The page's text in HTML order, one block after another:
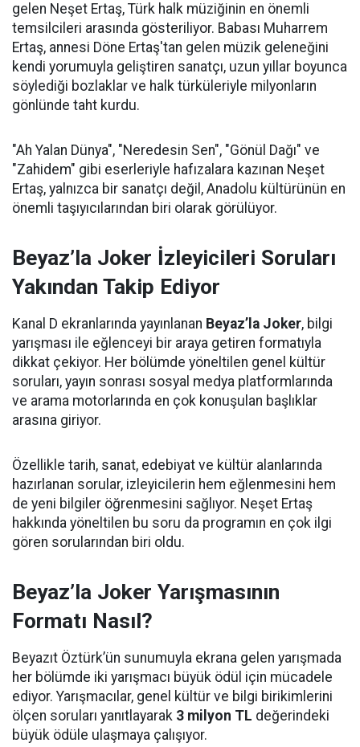
gelen Neşet Ertaş, Türk halk müziğinin en önemli
temsilcileri arasında gösteriliyor. Babası Muharrem
Ertaş, annesi Döne Ertaş'tan gelen müzik geleneğini
kendi yorumuyla geliştiren sanatçı, uzun yıllar boyunca
söylediği bozlaklar ve halk türküleriyle milyonların
gönlünde taht kurdu.
"Ah Yalan Dünya", "Neredesin Sen", "Gönül Dağı" ve
"Zahidem" gibi eserleriyle hafızalara kazınan Neşet
Ertaş, yalnızca bir sanatçı değil, Anadolu kültürünün en
önemli taşıyıcılarından biri olarak görülüyor.
Beyaz’la Joker İzleyicileri Soruları
Yakından Takip Ediyor
Kanal D ekranlarında yayınlanan Beyaz’la Joker, bilgi
yarışması ile eğlenceyi bir araya getiren formatıyla
dikkat çekiyor. Her bölümde yöneltilen genel kültür
soruları, yayın sonrası sosyal medya platformlarında
ve arama motorlarında en çok konuşulan başlıklar
arasına giriyor.
Özellikle tarih, sanat, edebiyat ve kültür alanlarında
hazırlanan sorular, izleyicilerin hem eğlenmesini hem
de yeni bilgiler öğrenmesini sağlıyor. Neşet Ertaş
hakkında yöneltilen bu soru da programın en çok ilgi
gören sorularından biri oldu.
Beyaz’la Joker Yarışmasının
Formatı Nasıl?
Beyazıt Öztürk’ün sunumuyla ekrana gelen yarışmada
her bölümde iki yarışmacı büyük ödül için mücadele
ediyor. Yarışmacılar, genel kültür ve bilgi birikimlerini
ölçen soruları yanıtlayarak 3 milyon TL değerindeki
büyük ödüle ulaşmaya çalışıyor.